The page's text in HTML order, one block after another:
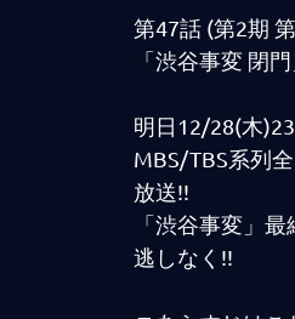
第47話 (第2期
「渋谷事変 閉門
明日12/28(木
MBS/TBS系列
放送!!
「渋谷事変」
逃しなく!!